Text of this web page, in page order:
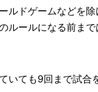
ルドゲームなどを
ルールになる前まで
いても9回まで試合